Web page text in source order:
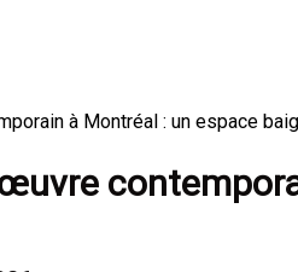
à Montréal : un espace